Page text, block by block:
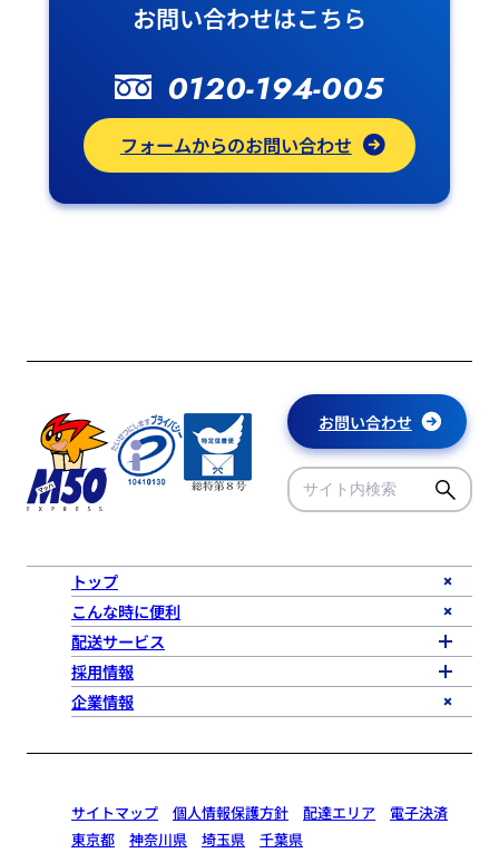
お問い合わせはこちら
0120-194-005
フォームからのお問い合わせ
お問い合わせ
トップ
こんな時に便利
配送サービス
採用情報
企業情報
サイトマップ 個人情報保護方針 配達エリア
電子決済
東京都
神奈川県 埼玉県 千葉県